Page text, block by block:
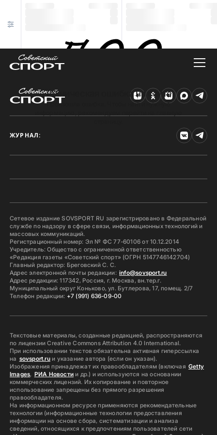
Техническая ошибка на сайте
Произошла ошибка. Чтобы найти нужную
ЖУРНАЛ:
Сетевое издание SOVSPORT RU зарегистрировано в Федеральной
службе по надзору в сфере связи, информационных технологий и
массовых коммуникаций.
Регистрационный номер: Эл № ФС 77-60106 от 10.12.2014
Учредитель: Общество с ограниченной ответственностью
«Редакция газеты «Советский спорт» (ОГРН 5147746142704)
Главный редактор: Бреговский С. С.
Адрес электронной почты редакции: info@sovsport.ru
Адрес редакции: 117342, Россия, г. Москва, вн.тер.г.
Муниципальный округ Коньково, ул. Бутлерова, 17, помещ. 2/7
Телефон редакции: +7 (991) 636-09-00
Текстовые материалы, созданные редакцией, распространяются
по лицензии Creative Commons Attribution 4.0 International.
При использовании текстов обязательна активная гиперссылка
на sovsport.ruи указание автора (если он указан).
Изображения принадлежат их правообладателям (включая Getty
Images, РИА Новостии др.) и используются на основании
коммерческих лицензий. Их копирование и повторное
использование запрещены без прямого разрешения
правообладателя.
На информационном ресурсе применяются рекомендательные
технологии (информационные технологии предоставления
информации на основе сбора, систематизации и анализа
сведений, относящихся к предпочтениям пользователей сети